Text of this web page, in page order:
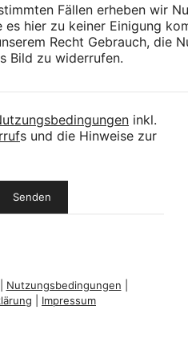
Fällen erheben wir
es hier zu keiner Einigung
Recht Gebrauch, die
Bild zu widerrufen.
inkl.
s und die Hinweise zur
Nutzungsbedingungen
Impressum